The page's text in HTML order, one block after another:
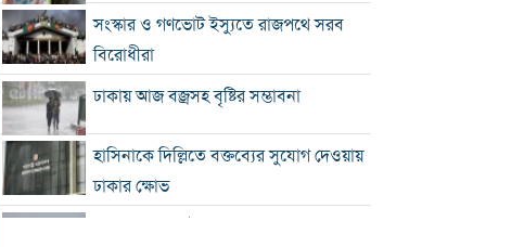
সংস্কার ও গণভোট ইস্যুতে রাজপথে সরব
বিরোধীরা
ঢাকায় আজ বজ্রসহ বৃষ্টির সম্ভাবনা
হাসিনাকে দিল্লিতে বক্তব্যের সুযোগ দেওয়ায়
ঢাকার ক্ষোভ